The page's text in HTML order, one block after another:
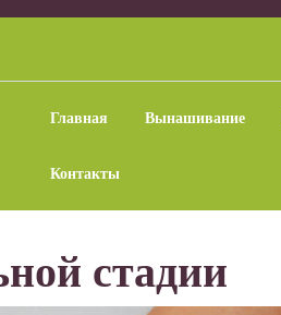
Главная Вынашивание
Контакты
стадии